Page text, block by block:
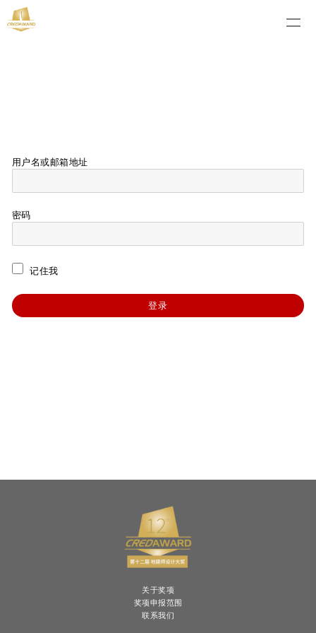
用户名或邮箱地址
密码
记住我
关于奖项
奖项申报范围
联系我们